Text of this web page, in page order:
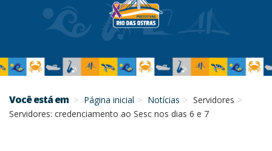
Você está em Página inicial Notícias
Servidores
Servidores: credenciamento ao Sesc nos dias 6 e 7